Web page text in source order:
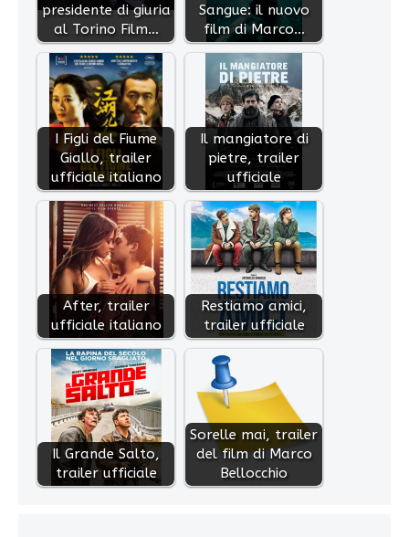
presidente di giuria
al Torino Film…
Sangue: il nuovo
film di Marco…
I Figli del Fiume
Giallo, trailer
ufficiale italiano
Il mangiatore di
pietre, trailer
ufficiale
After, trailer
ufficiale italiano
Restiamo amici,
trailer ufficiale
Il Grande Salto,
trailer ufficiale
Sorelle mai, trailer
del film di Marco
Bellocchio